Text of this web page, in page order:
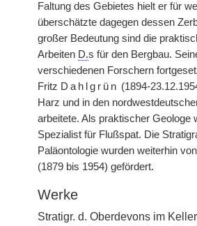
Faltung des Gebietes hielt er für
überschätzte dagegen dessen
großer Bedeutung sind die
Arbeiten D.s für den Bergbau.
verschiedenen Forschern
Fritz Dahlgrün (1894-
Harz und in den
arbeitete. Als praktischer Geologe
Spezialist für Flußspat. Die
Paläontologie wurden weiterhin
(1879 bis 1954) gefördert.
Werke
Stratigr. d. Oberdevons im